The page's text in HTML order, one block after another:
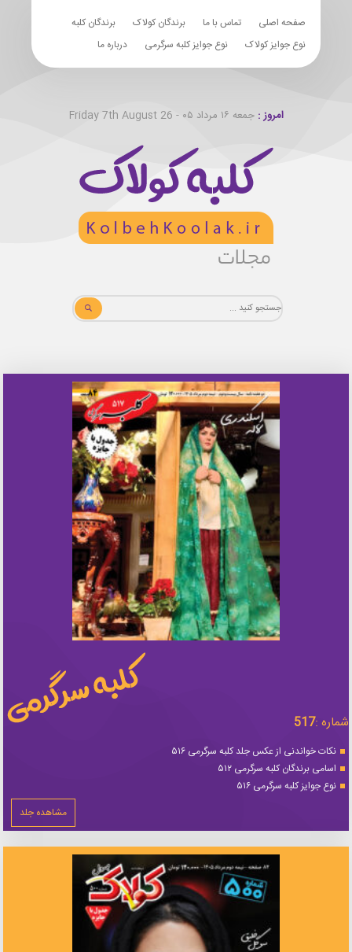
صفحه اصلی تماس با ما برندگان کولاک
برندگان کلبه
نوع جوایز کولاک
نوع جوایز کلبه سرگرمی درباره ما
امروز :جمعه ۱۶ مرداد ۰۵ - Friday 7th August 26
شماره :517
نکات خواندنی از عکس جلد کلبه سرگرمی ۵۱۶
اسامی برندگان کلبه سرگرمی ۵۱۲
نوع جوایز کلبه سرگرمی ۵۱۶
مشاهده جلد